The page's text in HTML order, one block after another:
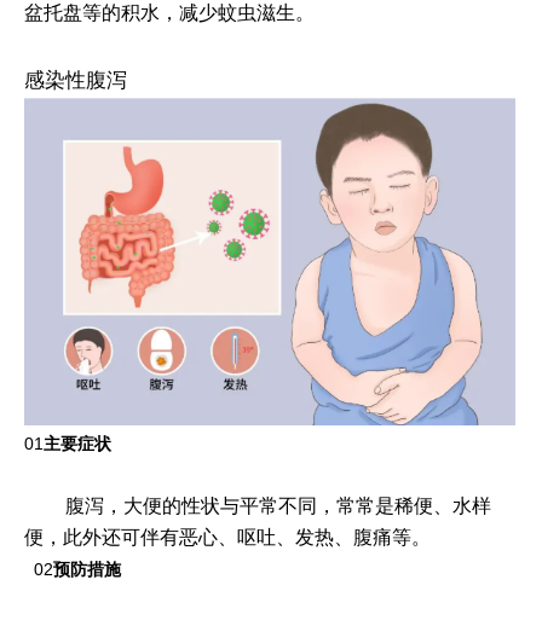
盆托盘等的积水，减少蚊虫滋生。
感染性腹泻
01 主要症状
腹泻，大便的性状与平常不同，常常是稀便、水样
便，此外还可伴有恶心、呕吐、发热、腹痛等。
02预防措施